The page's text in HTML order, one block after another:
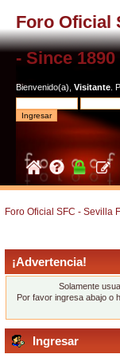
Foro Oficial
- Since 1890
Bienvenido(a), Visitante .
Foro Oficial SFC - Sevilla
¡Advertencia!
Solamente
Por favor ingresa abajo o
Ingresar